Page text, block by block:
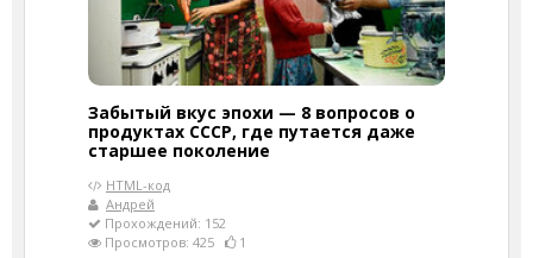
Забытый вкус эпохи — 8 вопросов о
продуктах СССР, где путается даже
старшее поколение
HTML-код
Андрей
Прохождений: 152
Просмотров: 425
1